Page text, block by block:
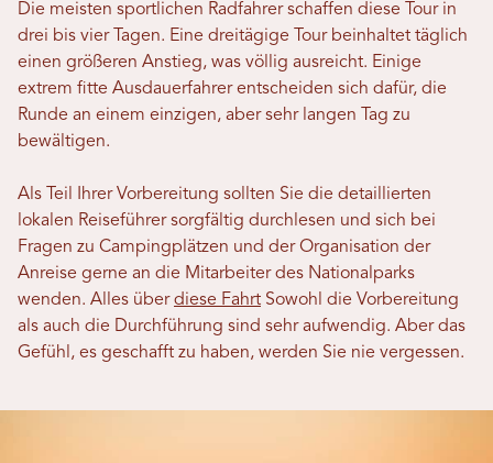
Die meisten sportlichen Radfahrer schaffen diese Tour in
drei bis vier Tagen. Eine dreitägige Tour beinhaltet täglich
einen größeren Anstieg, was völlig ausreicht. Einige
extrem fitte Ausdauerfahrer entscheiden sich dafür, die
Runde an einem einzigen, aber sehr langen Tag zu
bewältigen.
Als Teil Ihrer Vorbereitung sollten Sie die detaillierten
lokalen Reiseführer sorgfältig durchlesen und sich bei
Fragen zu Campingplätzen und der Organisation der
Anreise gerne an die Mitarbeiter des Nationalparks
wenden. Alles überdiese Fahrt Sowohl die Vorbereitung
als auch die Durchführung sind sehr aufwendig. Aber das
Gefühl, es geschafft zu haben, werden Sie nie vergessen.